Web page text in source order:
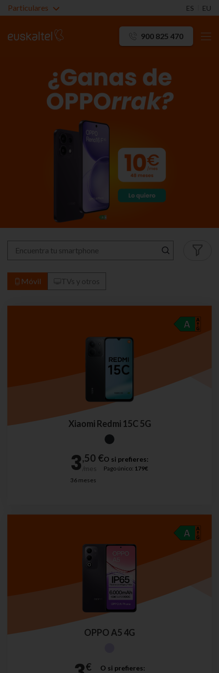
Particulares ES EU
900 825 470
Móvil TVs y otros
Xiaomi Redmi 15C 5G
36 meses
O si prefieres:
Pago único: 179€
OPPO A5 4G
O si prefieres: